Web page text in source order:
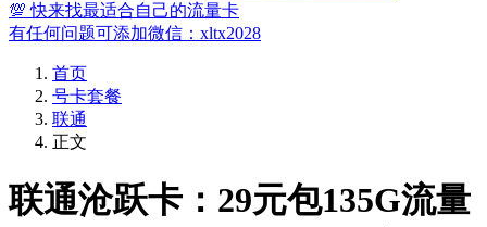
💯 快来找最适合自己的流量卡
有任何问题可添加微信：xltx2028
首页
号卡套餐
联通
正文
联通沧跃卡：29元包135G流量